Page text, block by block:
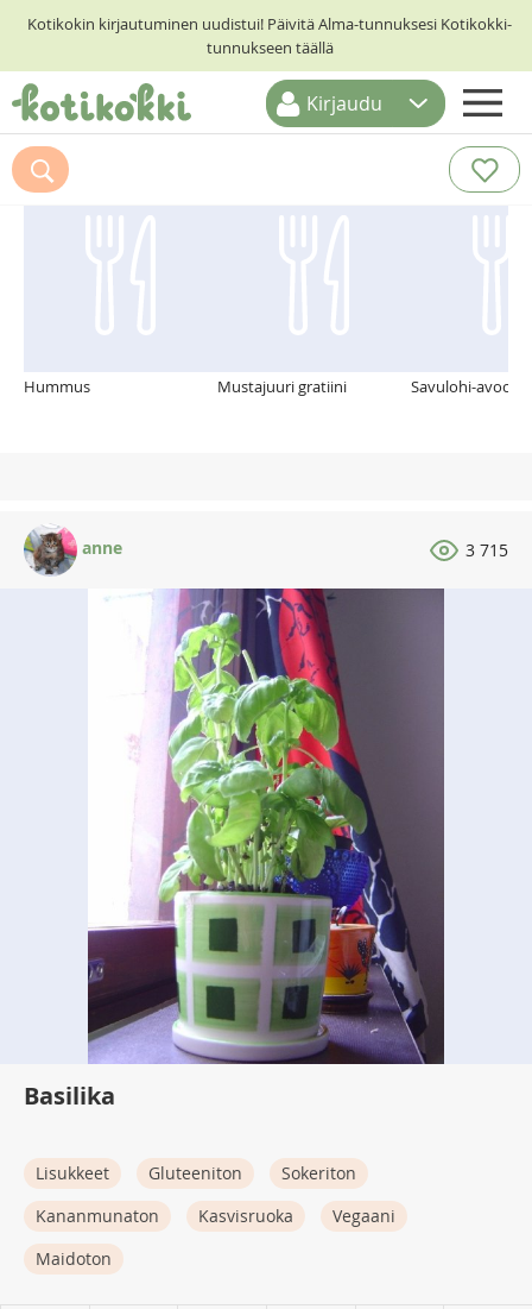
Kotikokin kirjautuminen uudistui! Päivitä Alma-tunnuksesi Kotikokki-
tunnukseen täällä
ETUSIVU
RESEPTIHAKU
Kirjaudu
Suosittelemme myös
Hummus Mustajuuri gratiini Savulohi-
anne 3 715
Basilika
Lisukkeet Gluteeniton
Sokeriton
Kananmunaton
Kasvisruoka
Vegaani
Maidoton